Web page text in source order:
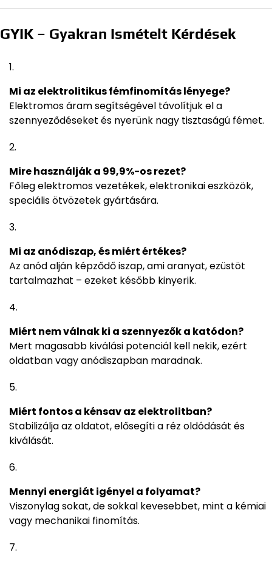
GYIK – Gyakran Ismételt Kérdések
Mi az elektrolitikus fémfinomítás lényege?
Elektromos áram segítségével távolítjuk el a
szennyeződéseket és nyerünk nagy tisztaságú fémet.
Mire használják a 99,9%-os rezet?
Főleg elektromos vezetékek, elektronikai eszközök,
speciális ötvözetek gyártására.
Mi az anódiszap, és miért értékes?
Az anód alján képződő iszap, ami aranyat, ezüstöt
tartalmazhat – ezeket később kinyerik.
Miért nem válnak ki a szennyezők a katódon?
Mert magasabb kiválási potenciál kell nekik, ezért
oldatban vagy anódiszapban maradnak.
Miért fontos a kénsav az elektrolitban?
Stabilizálja az oldatot, elősegíti a réz oldódását és
kiválását.
Mennyi energiát igényel a folyamat?
Viszonylag sokat, de sokkal kevesebbet, mint a kémiai
vagy mechanikai finomítás.